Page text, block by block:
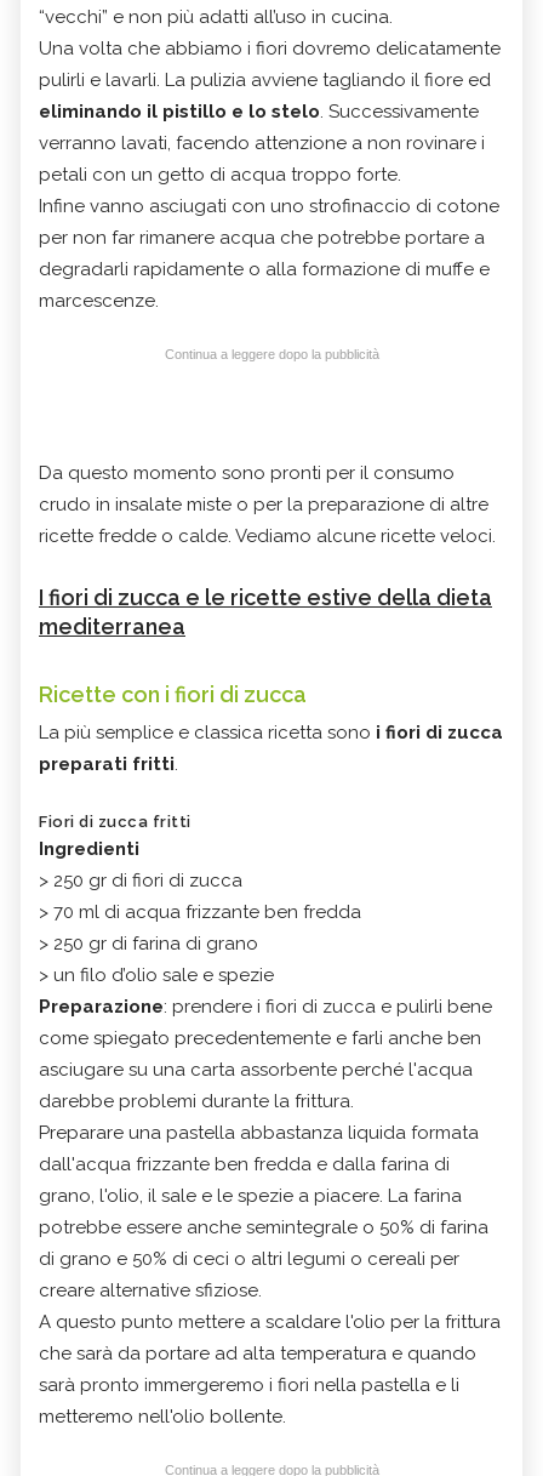
“vecchi” e non più adatti all’uso in cucina.
Una volta che abbiamo i fiori dovremo delicatamente
pulirli e lavarli. La pulizia avviene tagliando il fiore ed
eliminando il pistillo e lo stelo. Successivamente
verranno lavati, facendo attenzione a non rovinare i
petali con un getto di acqua troppo forte.
Infine vanno asciugati con uno strofinaccio di cotone
per non far rimanere acqua che potrebbe portare a
degradarli rapidamente o alla formazione di muffe e
marcescenze.
Continua a leggere dopo la pubblicità
Da questo momento sono pronti per il consumo
crudo in insalate miste o per la preparazione di altre
ricette fredde o calde. Vediamo alcune ricette veloci.
I fiori di zucca e le ricette estive della dieta
mediterranea
Ricette con i fiori di zucca
La più semplice e classica ricetta sono i fiori di zucca
preparati fritti.
Fiori di zucca fritti
Ingredienti
> 250 gr di fiori di zucca
> 70 ml di acqua frizzante ben fredda
> 250 gr di farina di grano
> un filo d’olio sale e spezie
Preparazione: prendere i fiori di zucca e pulirli bene
come spiegato precedentemente e farli anche ben
asciugare su una carta assorbente perché l'acqua
darebbe problemi durante la frittura.
Preparare una pastella abbastanza liquida formata
dall'acqua frizzante ben fredda e dalla farina di
grano, l'olio, il sale e le spezie a piacere. La farina
potrebbe essere anche semintegrale o 50% di farina
di grano e 50% di ceci o altri legumi o cereali per
creare alternative sfiziose.
A questo punto mettere a scaldare l'olio per la frittura
che sarà da portare ad alta temperatura e quando
sarà pronto immergeremo i fiori nella pastella e li
metteremo nell'olio bollente.
Continua a leggere dopo la pubblicità